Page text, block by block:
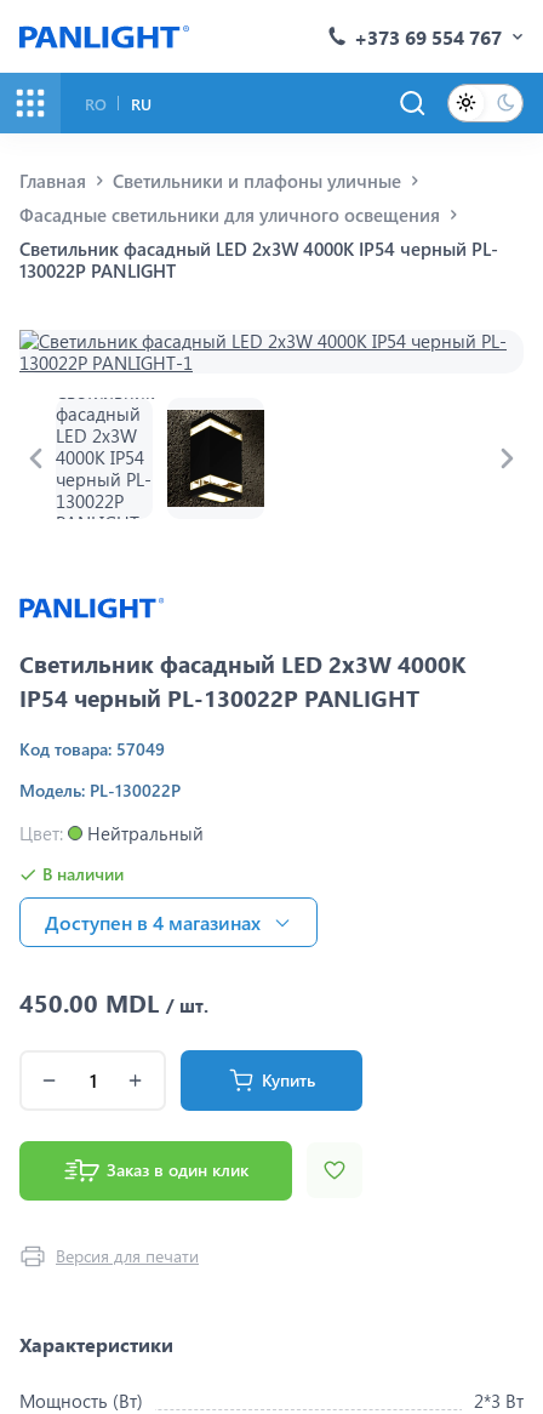
+373 69 554 767
RO RU
Главная
Светильники и плафоны уличные
Фасадные светильники для уличного освещения
Светильник фасадный LED 2x3W 4000K IP54 черный PL-
130022P PANLIGHT
Светильник фасадный LED 2x3W 4000K
IP54 черный PL-130022P PANLIGHT
Код товара: 57049
Модель: PL-130022P
Цвет: Нейтральный
В наличии
Доступен в 4 магазинах
450.00 MDL / шт.
Купить
Заказ в один клик
Версия для печати
Характеристики
Мощность (Вт)
2*3 Вт